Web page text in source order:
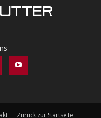
Zurück zur Startseite